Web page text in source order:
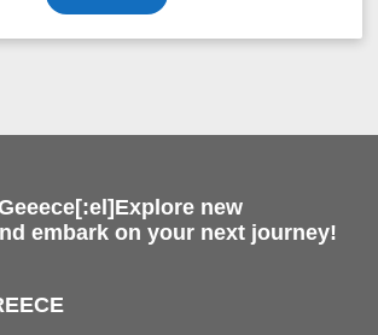
new
embark on your next journey!